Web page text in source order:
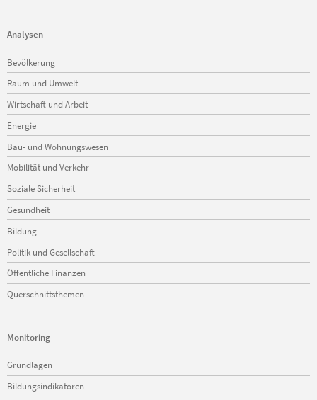
Analysen
überspringen
Bevölkerung
Raum und Umwelt
Wirtschaft und Arbeit
Energie
Bau- und Wohnungswesen
Mobilität und Verkehr
Soziale Sicherheit
Gesundheit
Bildung
Politik und Gesellschaft
Öffentliche Finanzen
Querschnittsthemen
Monitoring
Navigation
überspringen
Grundlagen
Bildungsindikatoren